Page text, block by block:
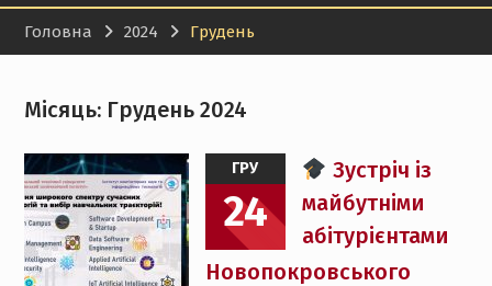
Головна 2024 Грудень
Місяць: Грудень 2024
ГРУ
24
Зустріч із
майбутніми
абітурієнтами
Новопокровського